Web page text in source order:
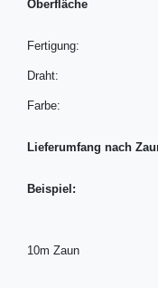
Oberfläche
Fertigung:
Draht:
Farbe:
Lieferumfang nach
Beispiel:
10m Zaun